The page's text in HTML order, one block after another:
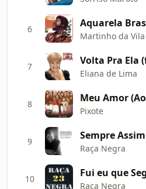
6 Aquarela
Martinho da Vila
7
Eliana de Lima
8 Meu Amor
Pixote
9 Sempre Assim
Raça Negra
10 Fui eu que
Raça Negra